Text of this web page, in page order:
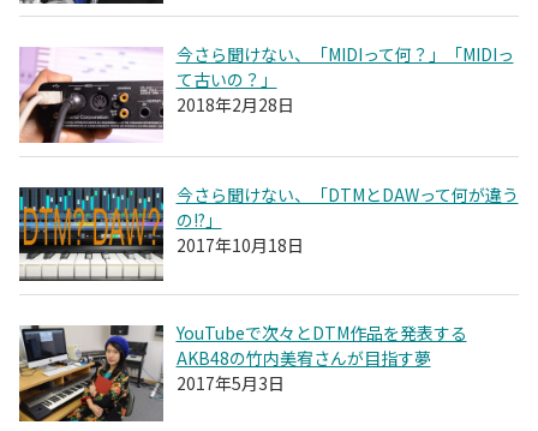
今さら聞けない、「MIDIって何？」「MIDIっ
て古いの？」
2018年2月28日
今さら聞けない、「DTMとDAWって何が違う
の!?」
2017年10月18日
YouTubeで次々とDTM作品を発表する
AKB48の竹内美宥さんが目指す夢
2017年5月3日